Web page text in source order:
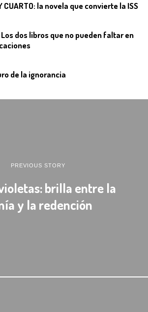
CUARTO: la novela que convierte la ISS
11
dos libros que no pueden faltar en
de la ignorancia
PREVIOUS STORY
brilla entre la
y la redención